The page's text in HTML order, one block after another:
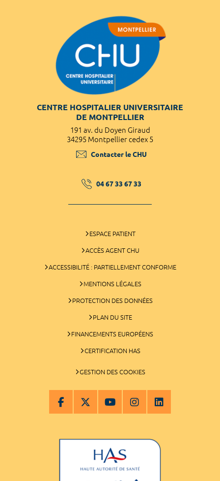
CENTRE HOSPITALIER UNIVERSITAIRE
DE MONTPELLIER
191 av. du Doyen Giraud
34295 Montpellier cedex 5
Contacter le CHU
04 67 33 67 33
ESPACE PATIENT
ACCÈS AGENT CHU
ACCESSIBILITÉ : PARTIELLEMENT CONFORME
MENTIONS LÉGALES
PROTECTION DES DONNÉES
PLAN DU SITE
FINANCEMENTS EUROPÉENS
CERTIFICATION HAS
GESTION DES COOKIES